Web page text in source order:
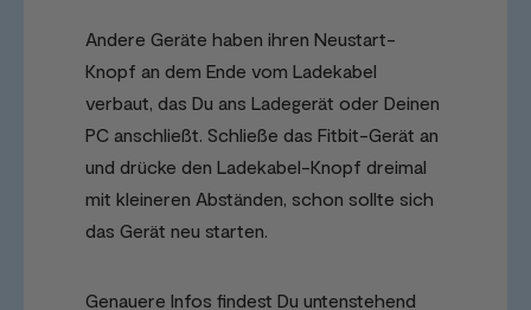
Andere Geräte haben ihren Neustart-
Knopf an dem Ende vom Ladekabel
verbaut, das Du ans Ladegerät oder Deinen
PC anschließt. Schließe das Fitbit-Gerät an
und drücke den Ladekabel-Knopf dreimal
mit kleineren Abständen, schon sollte sich
das Gerät neu starten.
Genauere Infos findest Du untenstehend